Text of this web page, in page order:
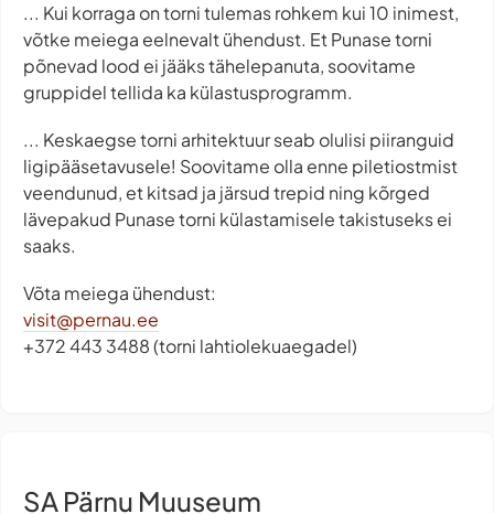
... Kui korraga on torni tulemas rohkem kui 10 inimest,
võtke meiega eelnevalt ühendust. Et Punase torni
põnevad lood ei jääks tähelepanuta, soovitame
gruppidel tellida ka külastusprogramm.
... Keskaegse torni arhitektuur seab olulisi piiranguid
ligipääsetavusele! Soovitame olla enne piletiostmist
veendunud, et kitsad ja järsud trepid ning kõrged
lävepakud Punase torni külastamisele takistuseks ei
saaks.
Võta meiega ühendust:
visit@pernau.ee
+372 443 3488 (torni lahtiolekuaegadel)
SA Pärnu Muuseum